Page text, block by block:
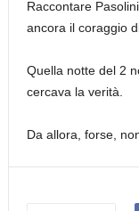
Raccontare
ancora il coraggio
Quella notte del 2
cercava la verità.
Da allora, forse,